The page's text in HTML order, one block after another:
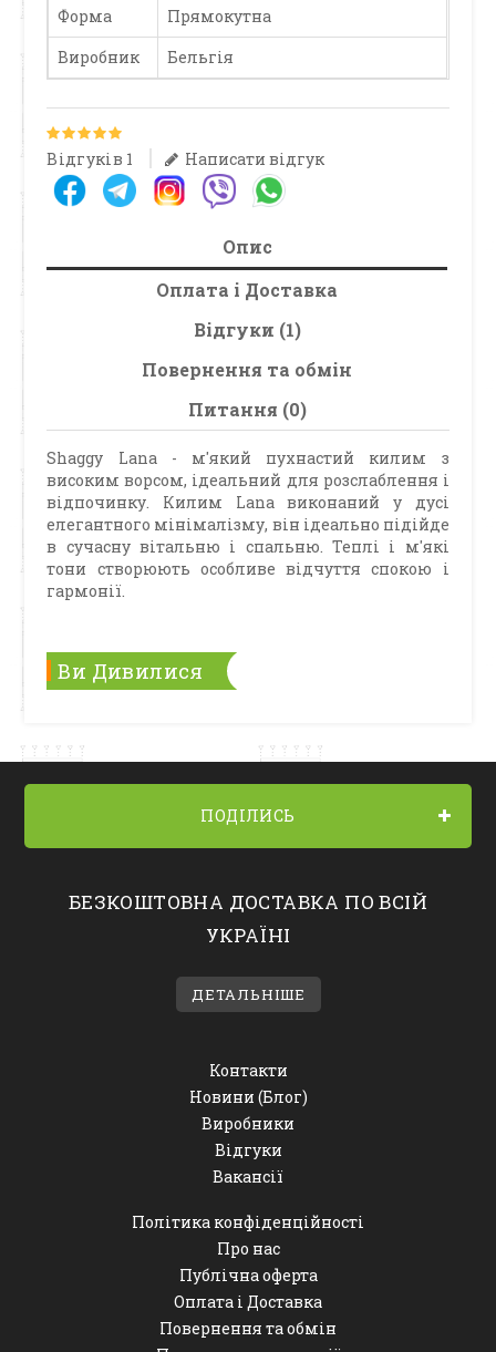
Форма
Прямокутна
Виробник
Бельгія
Відгуків 1 Написати відгук
Опис
Оплата і Доставка
Відгуки (1)
Повернення та обмін
Питання (0)
Shaggy Lana - м'який пухнастий килим з
високим ворсом, ідеальний для розслаблення і
відпочинку. Килим Lana виконаний у дусі
елегантного мінімалізму, він ідеально підійде
в сучасну вітальню і спальню. Теплі і м'які
тони створюють особливе відчуття спокою і
гармонії.
Ви Дивилися
ПОДІЛИСЬ
БЕЗКОШТОВНА ДОСТАВКА ПО ВСІЙ
УКРАЇНІ
ДЕТАЛЬНІШЕ
Контакти
Новини (Блог)
Виробники
Відгуки
Вакансії
Політика конфіденційності
Про нас
Публічна оферта
Оплата і Доставка
Повернення та обмін